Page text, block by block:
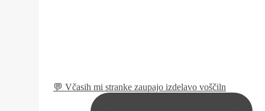
💬 Včasih mi stranke zaupajo izdelavo voščiln